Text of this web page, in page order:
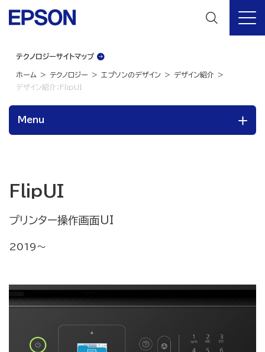
テクノロジーサイトマップ
ホーム テクノロジー エプソンのデザイン
デザイン紹介
デザイン紹介：FlipUI
Menu
FlipUI
プリンター操作画面UI
2019～